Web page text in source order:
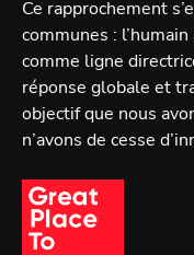
Ce rapprochement
communes :
comme ligne
réponse globale et
objectif que nous
n’avons de cesse